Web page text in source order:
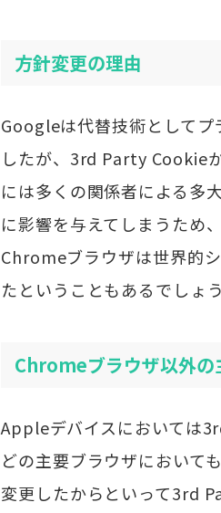
方針変更の理由
Googleは代替技術としてプ
したが、3rd Party Cookie
には多くの関係者による多
に影響を与えてしまうため
Chromeブラウザは世界的
たということもあるでしょう
Chromeブラウザ以外
Appleデバイスにおいては
どの主要ブラウザにおいて
変更したからといって3rd